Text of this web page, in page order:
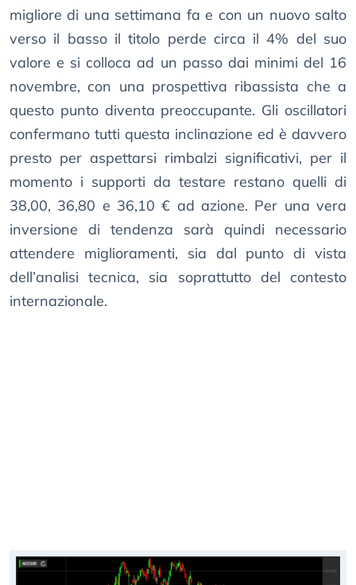
migliore di una settimana fa e con un nuovo salto
verso il basso il titolo perde circa il 4% del suo
valore e si colloca ad un passo dai minimi del 16
novembre, con una prospettiva ribassista che a
questo punto diventa preoccupante. Gli oscillatori
confermano tutti questa inclinazione ed è davvero
presto per aspettarsi rimbalzi significativi, per il
momento i supporti da testare restano quelli di
38,00, 36,80 e 36,10 € ad azione. Per una vera
inversione di tendenza sarà quindi necessario
attendere miglioramenti, sia dal punto di vista
dell’analisi tecnica, sia soprattutto del contesto
internazionale.